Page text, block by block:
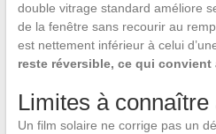
double vitrage standard améliore
de la fenêtre sans recourir au
est nettement inférieur à celui
reste réversible, ce qui convient
Limites à
Un film solaire ne corrige pas un